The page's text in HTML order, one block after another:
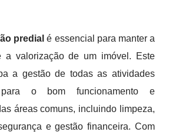
predial é essencial para manter a
a valorização de um imóvel. Este
a gestão de todas as atividades
para o bom funcionamento e
áreas comuns, incluindo limpeza,
e gestão financeira. Com